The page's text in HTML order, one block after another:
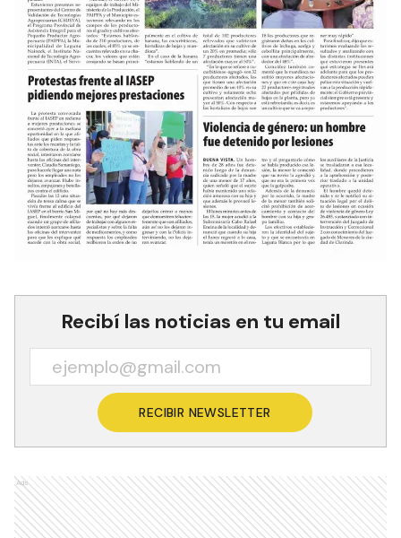
Recibí las noticias en tu email
RECIBIR NEWSLETTER
Ads